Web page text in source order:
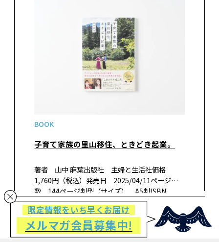
BOOK
子育て家族の里山移住、ときどき起業。
著者 山中 麻葉出版社 主婦と生活社価格
1,760円（税込）発売日 2025/04/11ページ
数 144ページ判型（サイズ） A5判ISBN
978-4-391-16426-8書籍紹介東京でのサラリー
マン生活を経て、30代で独立し、アパレルブラ
ンド…
限定情報をいち早くお届け
メルマガ会員募集中!